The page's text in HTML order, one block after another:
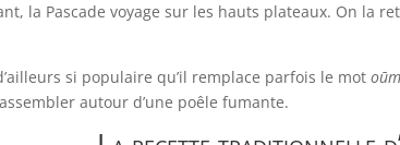
la Pascade voyage sur les hauts plateaux. On la
si populaire qu’il remplace parfois le mot
autour d’une poêle fumante.